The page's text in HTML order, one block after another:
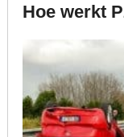
Hoe werkt